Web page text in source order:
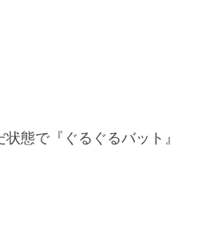
態で『ぐるぐるバット』